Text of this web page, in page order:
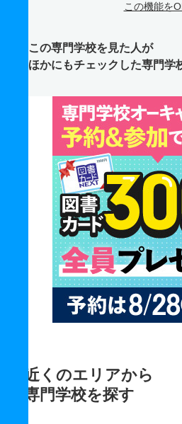
この機能を
この専門学校を見た人が
ほかにもチェックした専門学
近くのエリアから
専門学校を探す